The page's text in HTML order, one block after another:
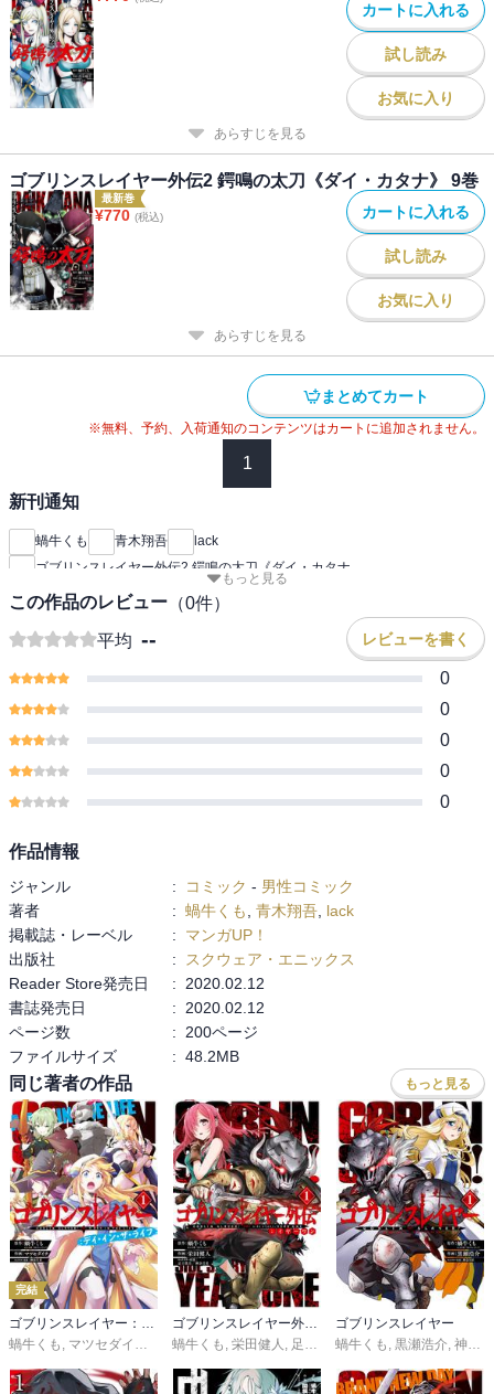
カートに入れる
試し読み
お気に入り
あらすじを見る
ゴブリンスレイヤー外伝2 鍔鳴の太刀《ダイ・カタナ》 9巻
最新巻
¥770 (税込) カートに入れる
試し読み
お気に入り
あらすじを見る
まとめてカート
※無料、予約、入荷通知のコンテンツはカートに追加されません。
1
新刊通知
蝸牛くも 青木翔吾
lack
ゴブリンスレイヤー外伝2 鍔鳴の太刀《ダイ・カタナ
もっと見る
この作品のレビュー （0件）
平均 -- レビューを書く
0
0
0
0
0
作品情報
ジャンル : コミック - 男性コミック
著者
: 蝸牛くも 青木翔吾 lack
掲載誌・レーベル
:
マンガUP！
出版社
:
スクウェア・エニックス
Reader Store発売日
:
2020.02.12
書誌発売日
:
2020.02.12
ページ数
:
200ページ
ファイルサイズ
: 48.2MB
同じ著者の作品 もっと見る
完結
ゴブリンスレイヤー：デイ・イン・ザ・ライフ
蝸牛くも , マツセダイチ 神奈月昇
ゴブリンスレイヤー外伝：イヤーワン
蝸牛くも , 栄田健人 , 足立慎吾／神奈月昇
ゴブリンスレイヤー
蝸牛くも , 黒瀬浩介, 神奈月昇